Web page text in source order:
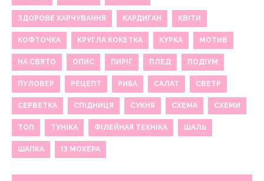
ЗДОРОВЕ ХАРЧУВАННЯ КАРДИГАН КВІТИ
КОФТОЧКА КРУГЛА КОКЕТКА КУРКА МОТИВ
НА СВЯТО ОПИС ПИРІГ ПЛЕД ПОДІУМ
ПУЛОВЕР РЕЦЕПТ РИБА САЛАТ СВЕТР
СЕРВЕТКА СПІДНИЦЯ СУКНЯ СХЕМА СХЕМИ
ТОП ТУНІКА ФІЛЕЙНАЯ ТЕХНІКА ШАЛЬ
ШАПКА ІЗ МОХЕРА